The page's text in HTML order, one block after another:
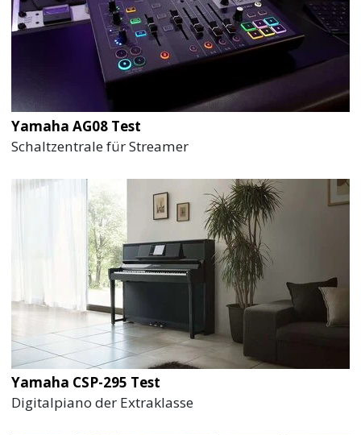
Yamaha AG08 Test
Schaltzentrale für Streamer
Yamaha CSP-295 Test
Digitalpiano der Extraklasse